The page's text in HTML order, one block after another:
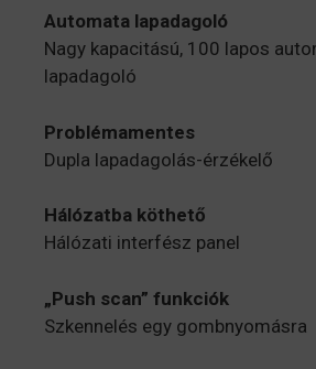
Automata lapadagoló
Nagy kapacitású, 100 lapos
lapadagoló
Problémamentes
Dupla lapadagolás-érzékelő
Hálózatba köthető
Hálózati interfész panel
„Push scan” funkciók
Szkennelés egy gombnyomásra